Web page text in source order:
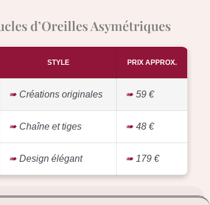
d’Oreilles Asymétriques
STYLE PRIX APPROX.
Créations originales 59 €
Chaîne et tiges 48 €
Design élégant 179 €